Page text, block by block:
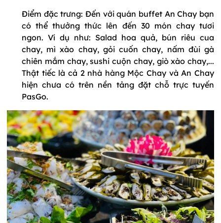
Điểm đặc trưng: Đến với quán buffet An Chay bạn
có thể thưởng thức lên đến 30 món chay tươi
ngon. Ví dụ như: Salad hoa quả, bún riêu cua
chay, mì xào chay, gỏi cuốn chay, nấm đùi gà
chiên mắm chay, sushi cuộn chay, giò xào chay,...
Thật tiếc là cả 2 nhà hàng Mộc Chay và An Chay
hiện chưa có trên nền tảng đặt chỗ trực tuyến
PasGo.